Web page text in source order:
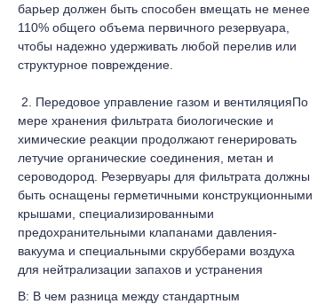
барьер должен быть способен вмещать не менее
110% общего объема первичного резервуара,
чтобы надежно удерживать любой перелив или
структурное повреждение.
2. Передовое управление газом и вентиляцияПо
мере хранения фильтрата биологические и
химические реакции продолжают генерировать
летучие органические соединения, метан и
сероводород. Резервуары для фильтрата должны
быть оснащены герметичными конструкционными
крышами, специализированными
предохранительными клапанами давления-
вакуума и специальными скрубберами воздуха
для нейтрализации запахов и устранения
В: В чем разница между стандартным